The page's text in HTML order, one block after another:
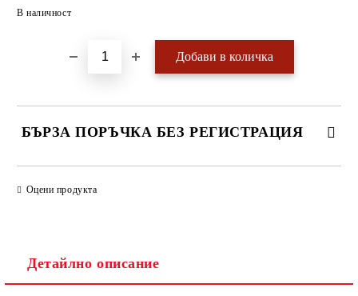
В наличност
БЪРЗА ПОРЪЧКА БЕЗ РЕГИСТРАЦИЯ
Оцени продукта
Детайлно описание